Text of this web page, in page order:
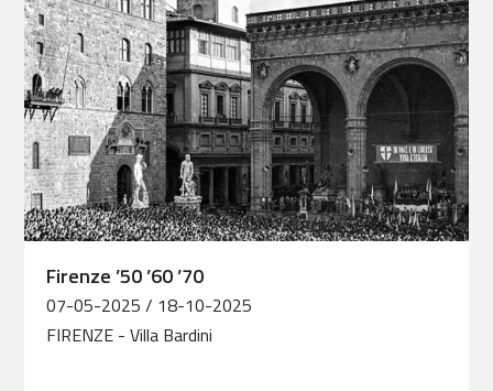
Firenze ’50 ’60 ’70
07-05-2025 / 18-10-2025
FIRENZE - Villa Bardini